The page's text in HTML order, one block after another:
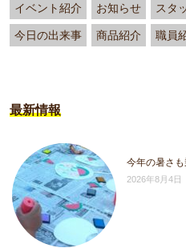
イベント紹介 お知らせ スタ
今日の出来事 商品紹介 職員
最新情報
今年の暑さも
2026年8月4日